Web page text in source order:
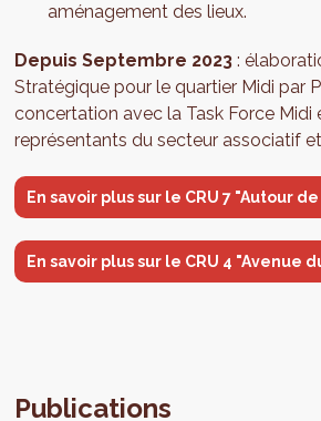
aménagement des lieux.
Depuis Septembre 2023:
Stratégique pour le quartier Midi par
concertation avec la Task Force Midi
représentants du secteur associatif
En savoir plus sur le CRU 7 "Autour
En savoir plus sur le CRU 4 "Avenue
Publications